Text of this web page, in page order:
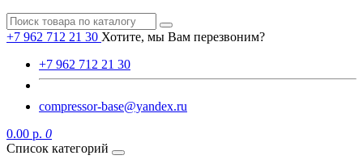
+7 962 712 21 30 Хотите, мы Вам перезвоним?
+7 962 712 21 30
compressor-base@yandex.ru
0.00 р. 0
Список категорий